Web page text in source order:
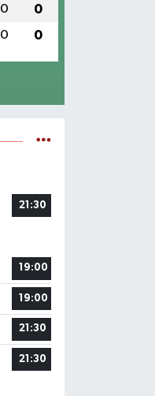
0 0
0 0
21:30
19:00
19:00
21:30
21:30